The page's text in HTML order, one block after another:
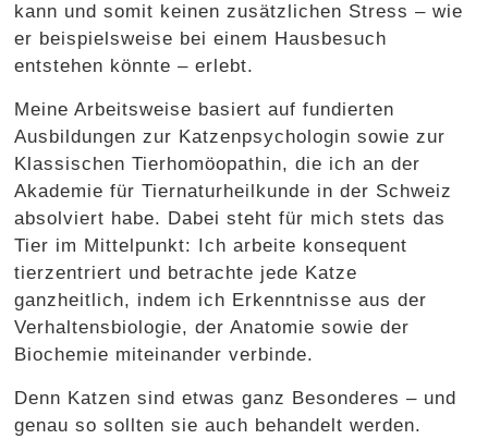
kann und somit keinen zusätzlichen Stress – wie
er beispielsweise bei einem Hausbesuch
entstehen könnte – erlebt.
Meine Arbeitsweise basiert auf fundierten
Ausbildungen zur Katzenpsychologin sowie zur
Klassischen Tierhomöopathin, die ich an der
Akademie für Tiernaturheilkunde in der Schweiz
absolviert habe. Dabei steht für mich stets das
Tier im Mittelpunkt: Ich arbeite konsequent
tierzentriert und betrachte jede Katze
ganzheitlich, indem ich Erkenntnisse aus der
Verhaltensbiologie, der Anatomie sowie der
Biochemie miteinander verbinde.
Denn Katzen sind etwas ganz Besonderes – und
genau so sollten sie auch behandelt werden.